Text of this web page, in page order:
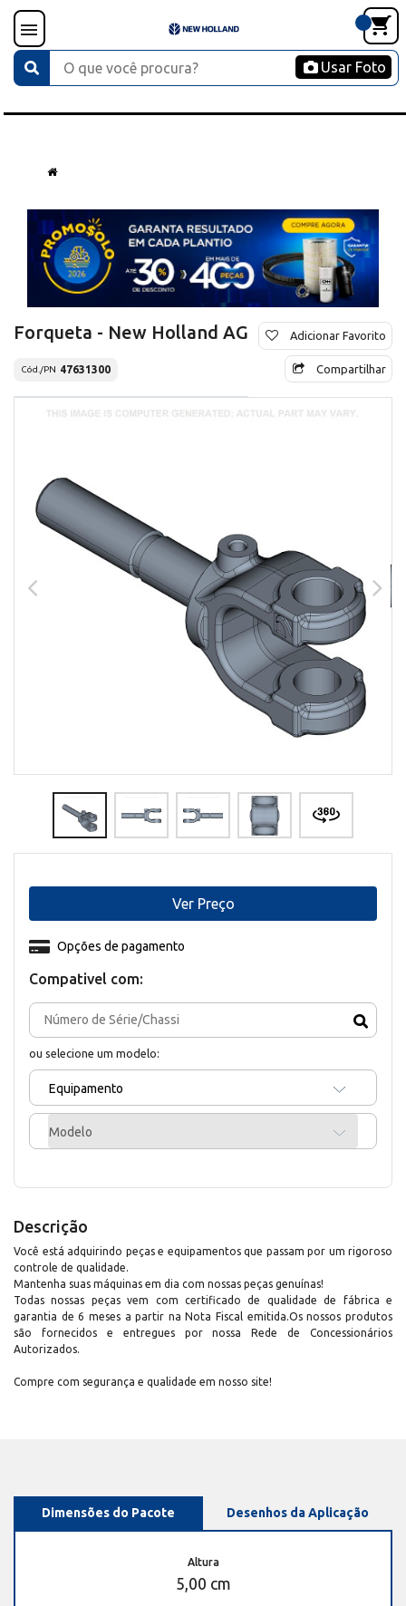
Usar Foto
Forqueta - New Holland AG
Cód./PN 47631300
Adicionar Favorito
Compartilhar
Compativel com:
ou selecione um modelo:
Equipamento
Modelo
Opções de pagamento
Ver Preço
Descrição
Você está adquirindo peças e equipamentos que passam por um rigoroso
controle de qualidade.
Mantenha suas máquinas em dia com nossas peças genuínas!
Todas nossas peças vem com certificado de qualidade de fábrica e
garantia de 6 meses a partir na Nota Fiscal emitida.Os nossos produtos
são fornecidos e entregues por nossa Rede de Concessionários
Autorizados.
Compre com segurança e qualidade em nosso site!
Dimensões do Pacote Desenhos da Aplicação
Altura
5,00 cm